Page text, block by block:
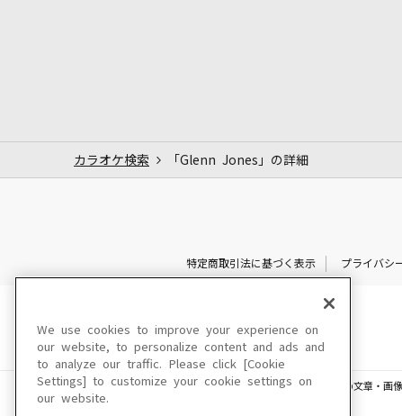
カラオケ検索 「Glenn Jones」の詳細
特定商取引法に基づく表示
プライバシ
このサイトに掲載されている一切の文章・画
We use cookies to improve your experience on
our website, to personalize content and ads and
to analyze our traffic. Please click [Cookie
Settings] to customize your cookie settings on
our website.